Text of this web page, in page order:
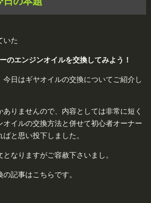
いた
のエンジンオイルを交換してみよう！
今日はギヤオイルの交換についてご紹介し
りませんので、内容としては非常に短く
オイルの交換方法と併せて初心者オーナー
と思い投下しました。
なりますがご容赦下さいまし。
記事はこちらです。